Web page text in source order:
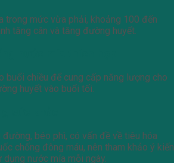
trong mức vừa phải, khoảng 100 đến
tăng cân và tăng đường huyết.
buổi chiều để cung cấp năng lượng cho
huyết vào buổi tối.
đường, béo phì, có vấn đề về tiêu hóa
chống đông máu, nên tham khảo ý kiến
nước mía mỗi ngày.